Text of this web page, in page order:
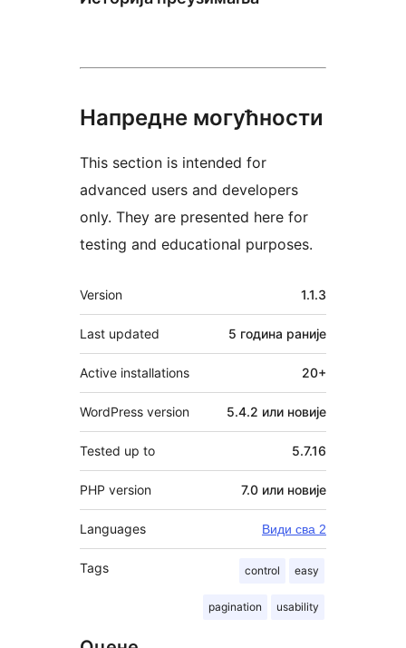
Напредне могућности
This section is intended for
advanced users and developers
only. They are presented here for
testing and educational purposes.
Мета
Version 1.1.3
Last updated 5 година раније
Active installations 20+
WordPress version 5.4.2 или новије
Tested up to 5.7.16
PHP version 7.0 или новије
Languages Види сва 2
Tags control easy
pagination usability